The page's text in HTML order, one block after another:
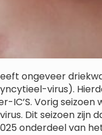
ongeveer
virus).
IC’S. Vorig
Dit seizoen zijn
onderdeel van